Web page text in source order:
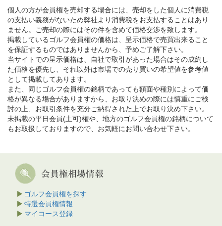
個人の方が会員権を売却する場合には、売却をした個人に消費税
の支払い義務がないため弊社より消費税をお支払することはあり
ません。ご売却の際にはその件を含めて価格交渉を致します。
掲載しているゴルフ会員権の価格は、呈示価格で売買出来ること
を保証するものではありませんから、予めご了解下さい。
当サイトでの呈示価格は、自社で取引があった場合はその成約し
た価格を優先し、それ以外は市場での売り買いの希望値を参考値
として掲載してあります。
また、同じゴルフ会員権の銘柄であっても額面や種別によって価
格が異なる場合がありますから、お取り決めの際には慎重にご検
討の上、お取引条件を充分ご納得された上でお取り決め下さい。
未掲載の平日会員(土可)権や、地方のゴルフ会員権の銘柄について
もお取扱しておりますので、お気軽にお問い合わせ下さい。
ゴルフ会員権を探す
特選会員権情報
マイコース登録